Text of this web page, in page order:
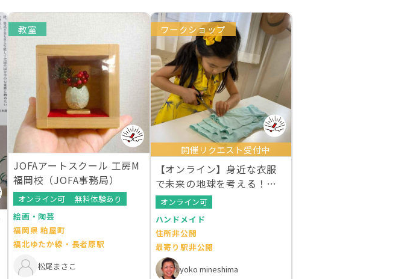
教室
JOFAアートスクール 工房M
福岡校（JOFA事務局）
オンライン可
無料体験あり
絵画・陶芸
福岡県 粕屋町
福北ゆたか線・長者原駅
松尾まさこ
ワークショップ
開催リクエスト受付中
【オンライン】身近な衣服
で未来の地球を考える！ク
ルエシカルWS
オンライン可
ハンドメイド
住所非公開
最寄り駅非公開
yoko mineshima